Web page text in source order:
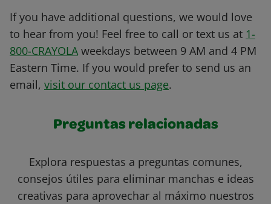
If you have additional questions, we would love
to hear from you! Feel free to call or text us at 1-
800-CRAYOLA weekdays between 9 AM and 4 PM
Eastern Time. If you would prefer to send us an
email, visit our contact us page.
Preguntas relacionadas
Explora respuestas a preguntas comunes,
consejos útiles para eliminar manchas e ideas
creativas para aprovechar al máximo nuestros